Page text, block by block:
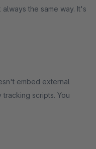
the same way. It's
embed external
scripts. You